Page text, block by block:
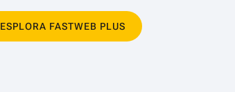
ESPLORA FASTWEB PLUS